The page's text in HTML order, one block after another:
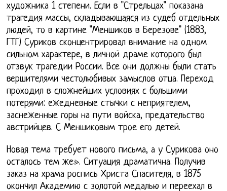
художника 1 степени. Если в "Стрельцах" показана
трагедия массы, складывающаяся из судеб отдельных
людей, то в картине "Меншиков в Березове" (1883,
ГТГ) Суриков сконцентрировал внимание на одном
сильном характере, в личной драме которого был
отзвук трагедии России. Все они должны были стать
вершителями честолюбивых замыслов отца. Переход
проходил в сложнейших условиях с большими
потерями: ежедневные стычки с неприятелем,
заснеженные горы на пути войска, предательство
австрийцев. С Меншиковым трое его детей.
Новая тема требует нового письма, а у Сурикова оно
осталось тем же». Ситуация драматична. Получив
заказ на храма роспись Христа Спасителя, в 1875
окончил Академию с золотой медалью и переехал в